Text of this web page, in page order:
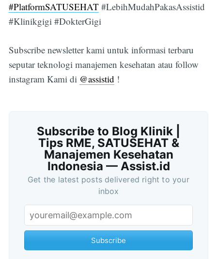
#PlatformSATUSEHAT#LebihMudahPakasAssistid
#Klinikgigi #DokterGigi
Subscribe newsletter kami untuk informasi terbaru
seputar teknologi manajemen kesehatan atau follow
instagram Kami di @assistid !
Subscribe to Blog Klinik |
Tips RME, SATUSEHAT &
Manajemen Kesehatan
Indonesia — Assist.id
Get the latest posts delivered right to your
inbox
Subscribe